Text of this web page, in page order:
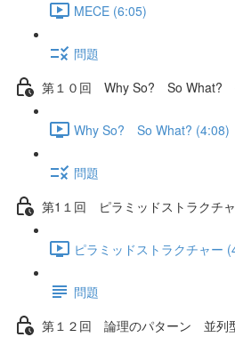
MECE (6:05)
問題
第１０回 Why So? So What?
Why So? So What? (4:08)
問題
第1１回 ピラミッドストラクチ
ピラミッドストラクチャー
問題
第１２回 論理のパターン 並列